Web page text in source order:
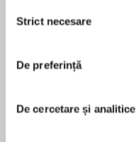
consimțământului
Strict necesare
De preferință
De cercetare și analitice
În acest